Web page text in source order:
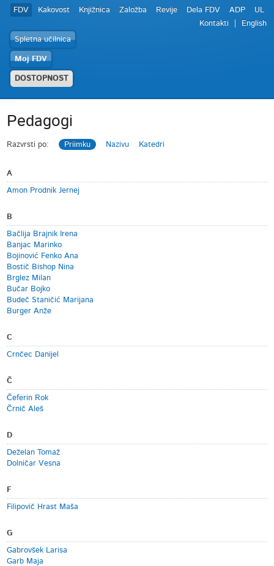
FDV Kakovost Knjižnica Založba Revije Dela FDV ADP
UL
Kontakti
English
Spletna učilnica
Moj FDV
DOSTOPNOST
Pedagogi
Razvrsti po: Priimku Nazivu Katedri
A
Amon Prodnik Jernej
B
Bačlija Brajnik Irena
Banjac Marinko
Bojinović Fenko Ana
Bostič Bishop Nina
Brglez Milan
Bučar Bojko
Budeč Staničić Marijana
Burger Anže
C
Crnčec Danijel
Č
Čeferin Rok
Črnič Aleš
D
Deželan Tomaž
Dolničar Vesna
F
Filipovič Hrast Maša
G
Gabrovšek Larisa
Garb Maja